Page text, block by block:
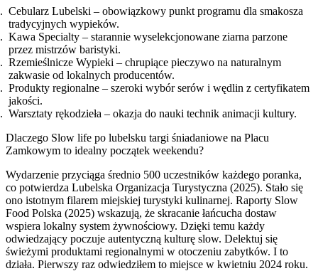
Cebularz Lubelski – obowiązkowy punkt programu dla smakosza
tradycyjnych wypieków.
Kawa Specialty – starannie wyselekcjonowane ziarna parzone
przez mistrzów baristyki.
Rzemieślnicze Wypieki – chrupiące pieczywo na naturalnym
zakwasie od lokalnych producentów.
Produkty regionalne – szeroki wybór serów i wędlin z certyfikatem
jakości.
Warsztaty rękodzieła – okazja do nauki technik animacji kultury.
Dlaczego Slow life po lubelsku targi śniadaniowe na Placu
Zamkowym to idealny początek weekendu?
Wydarzenie przyciąga średnio 500 uczestników każdego poranka,
co potwierdza Lubelska Organizacja Turystyczna (2025). Stało się
ono istotnym filarem miejskiej turystyki kulinarnej. Raporty Slow
Food Polska (2025) wskazują, że skracanie łańcucha dostaw
wspiera lokalny system żywnościowy. Dzięki temu każdy
odwiedzający poczuje autentyczną kulturę slow. Delektuj się
świeżymi produktami regionalnymi w otoczeniu zabytków. I to
działa. Pierwszy raz odwiedziłem to miejsce w kwietniu 2024 roku.